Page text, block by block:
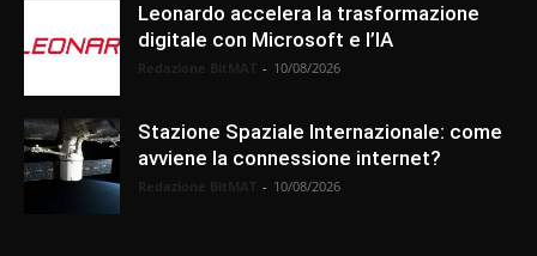
Leonardo accelera la trasformazione
digitale con Microsoft e l’IA
- 10/08/2026
Stazione Spaziale Internazionale: come
avviene la connessione internet?
- 10/08/2026